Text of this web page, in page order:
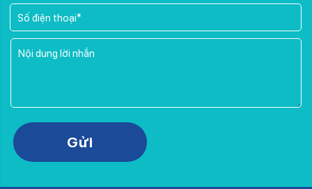
Please leave this field empty.
Gửi